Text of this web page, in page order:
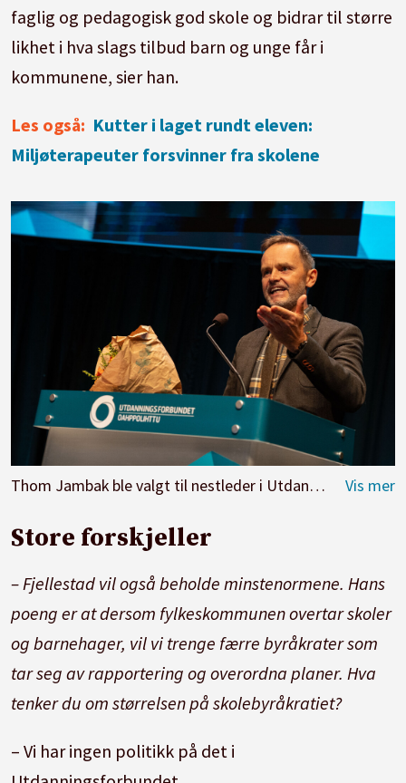
faglig og pedagogisk god skole og bidrar til større
likhet i hva slags tilbud barn og unge får i
kommunene, sier han.
Les også: Kutter i laget rundt eleven:
Miljøterapeuter forsvinner fra skolene
Thom Jambak ble valgt til nestleder i Utdanningsforbundet på landsmøtet i 2023.
Store forskjeller
– Fjellestad vil også beholde minstenormene. Hans
poeng er at dersom fylkeskommunen overtar skoler
og barnehager, vil vi trenge færre byråkrater som
tar seg av rapportering og overordna planer. Hva
tenker du om størrelsen på skolebyråkratiet?
– Vi har ingen politikk på det i